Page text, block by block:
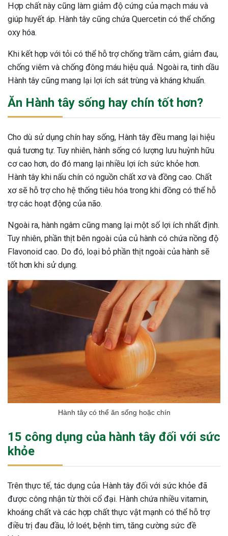
Hợp chất này cũng làm giảm độ cứng của mạch máu và
giúp huyết áp. Hành tây cũng chứa Quercetin có thể chống
oxy hóa.
Khi kết hợp với tỏi có thể hỗ trợ chống trầm cảm, giảm đau,
chống viêm và chống đông máu hiệu quả. Ngoài ra, tinh dầu
Hành tây cũng mang lại lợi ích sát trùng và kháng khuẩn.
Ăn Hành tây sống hay chín tốt hơn?
Cho dù sử dụng chín hay sống, Hành tây đều mang lại hiệu
quả tương tự. Tuy nhiên, hành sống có lượng lưu huỳnh hữu
cơ cao hơn, do đó mang lại nhiều lợi ích sức khỏe hơn.
Hành tây khi nấu chín có nguồn chất xơ và đồng cao. Chất
xơ sẽ hỗ trợ cho hệ thống tiêu hóa trong khi đồng có thể hỗ
trợ các hoạt động của não.
Ngoài ra, hành ngâm cũng mang lại một số lợi ích nhất định.
Tuy nhiên, phần thịt bên ngoài của củ hành có chứa nồng độ
Flavonoid cao. Do đó, loại bỏ phần thịt ngoài của hành sẽ
tốt hơn khi sử dụng.
Hành tây có thể ăn sống hoặc chín
15 công dụng của hành tây đối với sức
khỏe
Trên thực tế, tác dụng của Hành tây đối với sức khỏe đã
được công nhận từ thời cổ đại. Hành chứa nhiều vitamin,
khoáng chất và các hợp chất thực vật mạnh có thể hỗ trợ
điều trị đau đầu, lở loét, bệnh tim, tăng cường sức đề